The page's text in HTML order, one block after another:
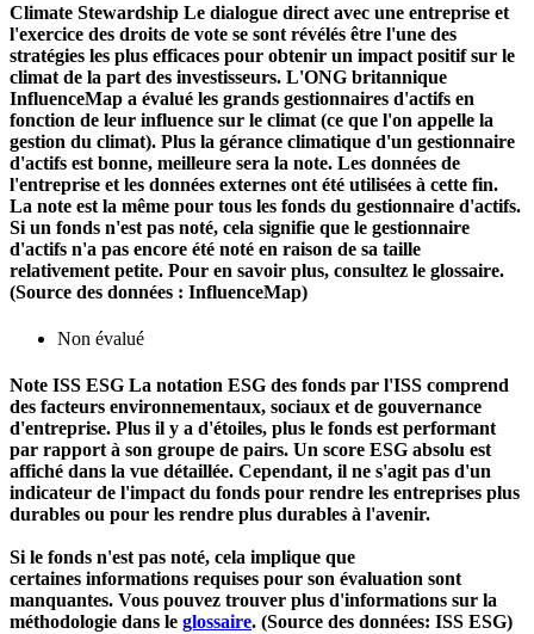
Climate Stewardship Le dialogue direct avec une entreprise et
l'exercice des droits de vote se sont révélés être l'une des
stratégies les plus efficaces pour obtenir un impact positif sur le
climat de la part des investisseurs. L'ONG britannique
InfluenceMap a évalué les grands gestionnaires d'actifs en
fonction de leur influence sur le climat (ce que l'on appelle la
gestion du climat). Plus la gérance climatique d'un gestionnaire
d'actifs est bonne, meilleure sera la note. Les données de
l'entreprise et les données externes ont été utilisées à cette fin.
La note est la même pour tous les fonds du gestionnaire d'actifs.
Si un fonds n'est pas noté, cela signifie que le gestionnaire
d'actifs n'a pas encore été noté en raison de sa taille
relativement petite. Pour en savoir plus, consultez le glossaire.
(Source des données : InfluenceMap)
Non évalué
Note ISS ESG La notation ESG des fonds par l'ISS comprend
des facteurs environnementaux, sociaux et de gouvernance
d'entreprise. Plus il y a d'étoiles, plus le fonds est performant
par rapport à son groupe de pairs. Un score ESG absolu est
affiché dans la vue détaillée. Cependant, il ne s'agit pas d'un
indicateur de l'impact du fonds pour rendre les entreprises plus
durables ou pour les rendre plus durables à l'avenir.
Si le fonds n'est pas noté, cela implique que
certaines informations requises pour son évaluation sont
manquantes. Vous pouvez trouver plus d'informations sur la
méthodologie dans le glossaire. (Source des données: ISS ESG)